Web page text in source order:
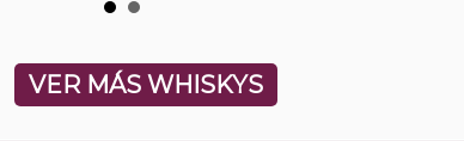
VER MÁS WHISKYS